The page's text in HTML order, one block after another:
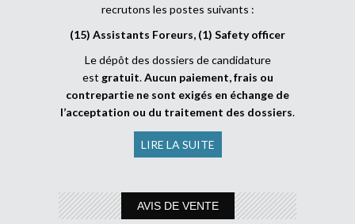
recrutons les postes suivants :
(15) Assistants Foreurs, (1) Safety officer
Le dépôt des dossiers de candidature
est gratuit.Aucun paiement, frais ou
contrepartie ne sont exigés en échange de
l’acceptation ou du traitement des dossiers.
LIRE LA SUITE
AVIS DE VENTE